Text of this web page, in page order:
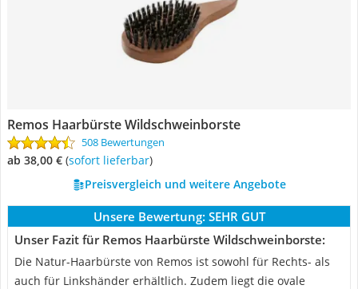
Remos Haarbürste Wildschweinborste
508 Bewertungen
ab 38,00 € ( Sofort lieferbar)
Preisvergleich und weitere Angebote
Unsere Bewertung: SEHR GUT
Unser Fazit für Remos Haarbürste Wildschweinborste:
Die Natur-Haarbürste von Remos ist sowohl für Rechts- als
auch für Linkshänder erhältlich. Zudem liegt die ovale